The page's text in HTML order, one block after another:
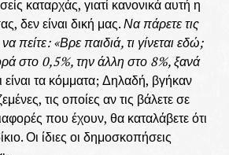
καταρχάς, γιατί κανονικά αυτή η
δεν είναι δική μας.Να πάρετε τις
πείτε: «Βρε παιδιά, τι γίνεται εδώ;
στο 0,5%, την άλλη στο 8%, ξανά
είναι τα κόμματα; Δηλαδή, βγήκαν
τις οποίες αν τις βάλετε σε
που έχουν, θα καταλάβετε ότι
Οι ίδιες οι δημοσκοπήσεις